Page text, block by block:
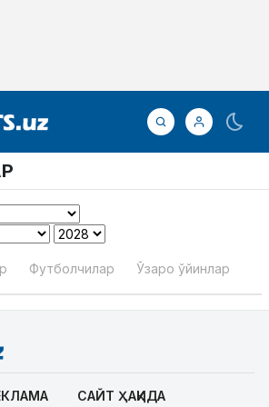
Футболчилар Ўзаро ўйинлар
САЙТ ҲАҚИДА